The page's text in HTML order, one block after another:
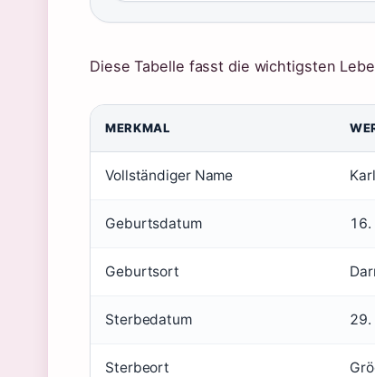
Diese Tabelle fasst die wichtigsten
MERKMAL
Vollständiger Name
Geburtsdatum
Geburtsort
Sterbedatum 29.
Sterbeort